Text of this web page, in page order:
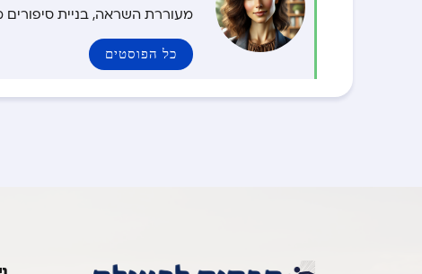
מעוררת השראה, בניית סיפורים
כל הפוסטים